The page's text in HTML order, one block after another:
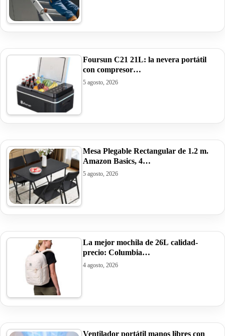
Foursun C21 21L: la nevera portátil
con compresor…
5 agosto, 2026
Mesa Plegable Rectangular de 1.2 m.
Amazon Basics, 4…
5 agosto, 2026
La mejor mochila de 26L calidad-
precio: Columbia…
4 agosto, 2026
Ventilador portátil manos libres con